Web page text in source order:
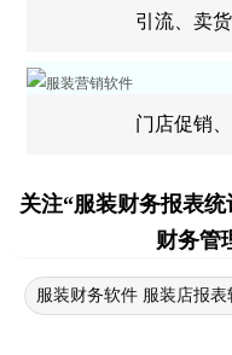
引流、卖
门店促销
关注“服装财务报表
财务管
服装财务软件 服装店报